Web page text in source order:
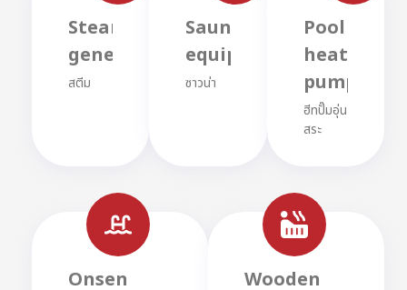
Steam
generators
สตีม
Sauna
equipments
ซาวน่า
Pool
heat
pumps
ฮีทปั๊มอุ่น
สระ
Onsen
Wooden